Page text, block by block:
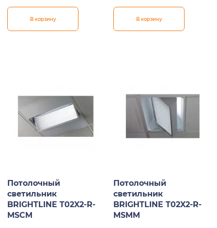
В корзину В корзину
Потолочный
светильник
BRIGHTLINE T02X2-R-
MSCM
Потолочный
светильник
BRIGHTLINE T02X2-R-
MSMM